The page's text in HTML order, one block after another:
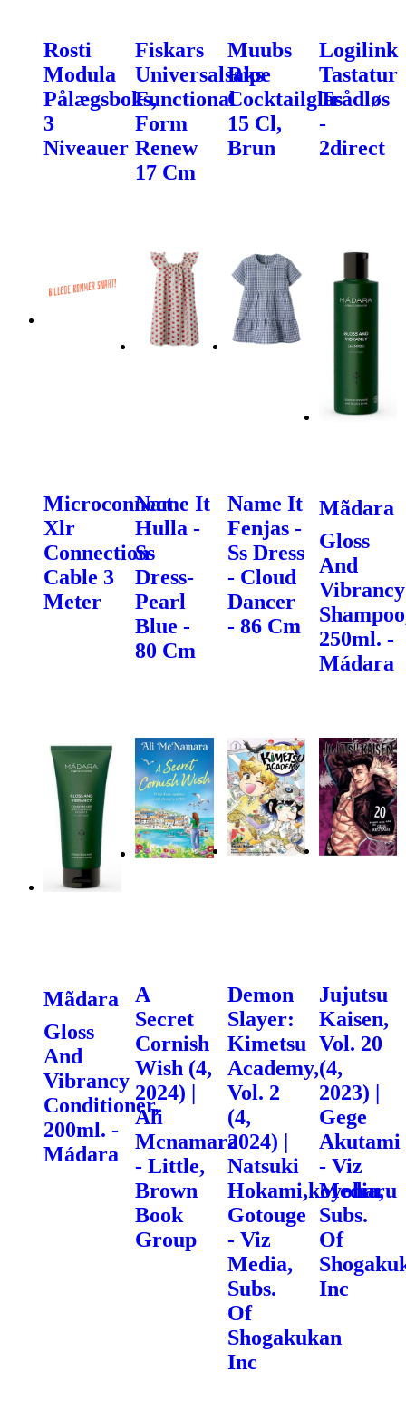
Rosti
Modula
Pålægsboks,
3
Niveauer
Fiskars
Universalsaks
Functional
Form
Renew
17 Cm
Muubs
Ripe
Cocktailglas
15 Cl,
Brun
Logilink
Tastatur
Trådløs
-
2direct
Microconnect
Xlr
Connection
Cable 3
Meter
Name It
Hulla -
Ss
Dress-
Pearl
Blue -
80 Cm
Name It
Fenjas -
Ss Dress
- Cloud
Dancer
- 86 Cm
Mãdara
Gloss
And
Vibrancy
250ml. -
Mádara
Mãdara
Gloss
And
Vibrancy
Conditioner,
200ml. -
Mádara
A
Secret
Cornish
Wish (4,
2024) |
Ali
Mcnamara
- Little,
Brown
Book
Group
Demon
Slayer:
Kimetsu
Academy,
Vol. 2
(4,
2024) |
Natsuki
Hokami,koyoharu
Gotouge
- Viz
Media,
Subs.
Of
Shogakukan
Inc
Jujutsu
Kaisen,
Vol. 20
(4,
2023) |
Gege
Akutami
- Viz
Media,
Subs.
Of
Inc